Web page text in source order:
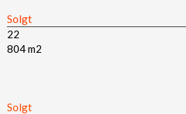
Solgt​
22
804 m2​
Solgt